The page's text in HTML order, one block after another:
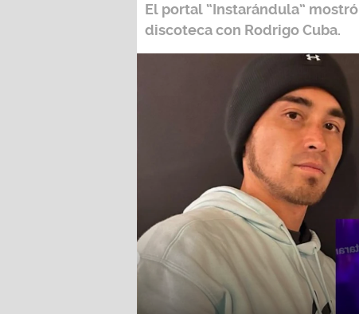
El portal “Instarándula”
discoteca con Rodrigo Cuba.